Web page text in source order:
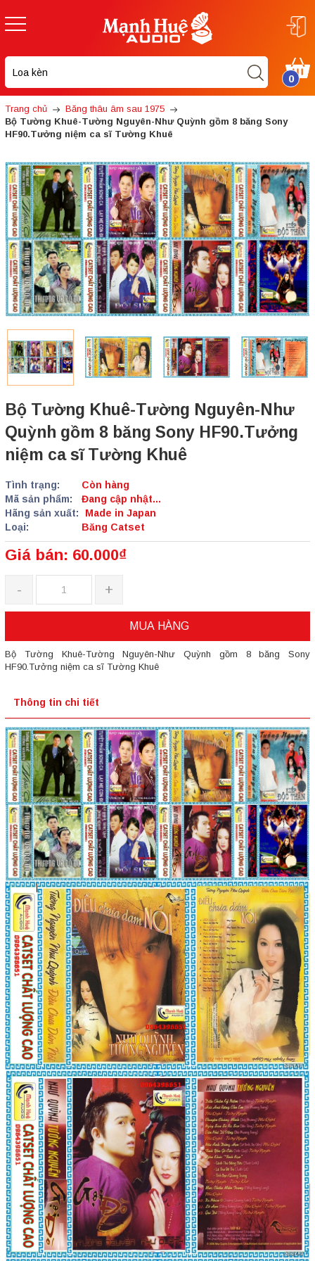
0
Trang chủ
Băng thâu âm sau 1975
Bộ Tường Khuê-Tường Nguyên-Như Quỳnh gồm 8 băng Sony
HF90.Tưởng niệm ca sĩ Tường Khuê
Bộ Tường Khuê-Tường Nguyên-Như
Quỳnh gồm 8 băng Sony HF90.Tưởng
niệm ca sĩ Tường Khuê
Tình trạng:
Còn hàng
Mã sản phẩm:
Đang cập nhật...
Hãng sản xuất:
Made in Japan
Loại:
Băng Catset
Giá bán: 60.000₫
- +
MUA HÀNG
Bộ Tường Khuê-Tường Nguyên-Như Quỳnh gồm 8 băng Sony
HF90.Tưởng niệm ca sĩ Tường Khuê
Thông tin chi tiết